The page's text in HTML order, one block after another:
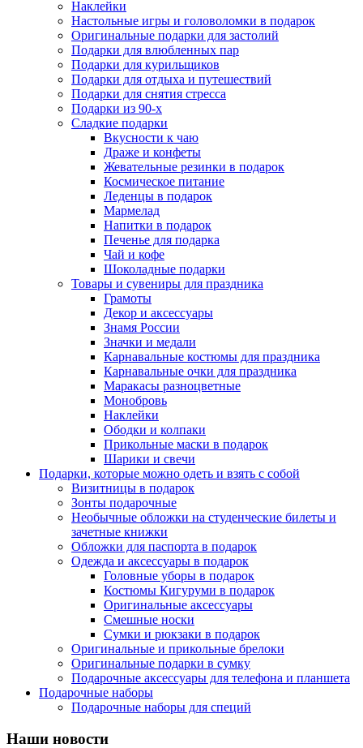
Наклейки
Настольные игры и головоломки в подарок
Оригинальные подарки для застолий
Подарки для влюбленных пар
Подарки для курильщиков
Подарки для отдыха и путешествий
Подарки для снятия стресса
Подарки из 90-х
Сладкие подарки
Вкусности к чаю
Драже и конфеты
Жевательные резинки в подарок
Космическое питание
Леденцы в подарок
Мармелад
Напитки в подарок
Печенье для подарка
Чай и кофе
Шоколадные подарки
Товары и сувениры для праздника
Грамоты
Декор и аксессуары
Знамя России
Значки и медали
Карнавальные костюмы для праздника
Карнавальные очки для праздника
Маракасы разноцветные
Монобровь
Наклейки
Ободки и колпаки
Прикольные маски в подарок
Шарики и свечи
Подарки, которые можно одеть и взять с собой
Визитницы в подарок
Зонты подарочные
Необычные обложки на студенческие билеты и
зачетные книжки
Обложки для паспорта в подарок
Одежда и аксессуары в подарок
Головные уборы в подарок
Костюмы Кигуруми в подарок
Оригинальные аксессуары
Смешные носки
Сумки и рюкзаки в подарок
Оригинальные и прикольные брелоки
Оригинальные подарки в сумку
Подарочные аксессуары для телефона и планшета
Подарочные наборы
Подарочные наборы для специй
Наши новости